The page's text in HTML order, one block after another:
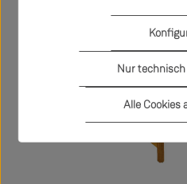
Nur
Alle Cookies